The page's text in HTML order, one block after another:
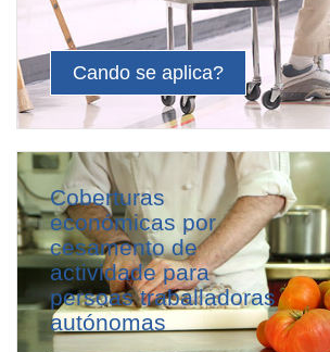
Cando se aplica?
Coberturas
económicas por
cesamento de
actividade para
persoas traballadoras
autónomas